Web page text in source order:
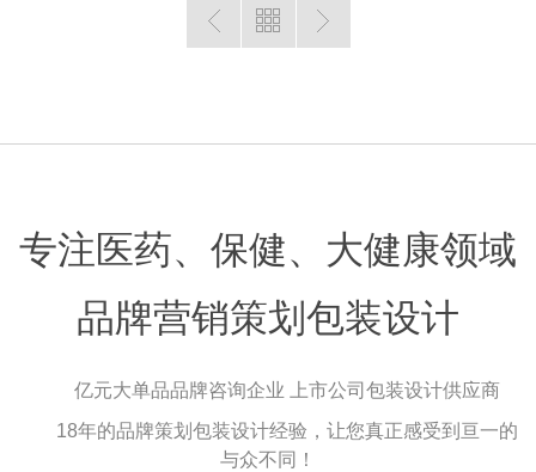
专注医药、保健、大健康领域
品牌营销策划包装设计
亿元大单品品牌咨询企业 上市公司包装设计供应商
18年的品牌策划包装设计经验，让您真正感受到亘一的
与众不同！